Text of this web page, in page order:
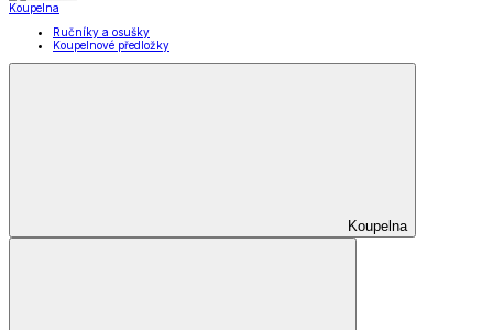
Koupelna
Ručníky a osušky
Koupelnové předložky
Koupelna